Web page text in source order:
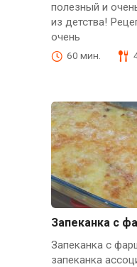
полезный и
из детства!
очень
60 мин.
Запеканка с
Запеканка с
запеканка